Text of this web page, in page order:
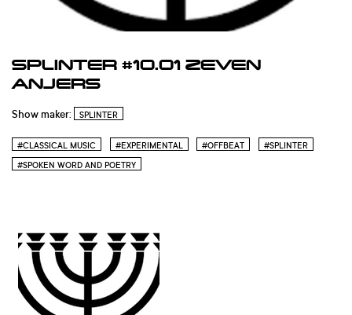
SPLINTER #10.01 ZEVEN
ANJERS
Show maker: SPLINTER
#CLASSICAL MUSIC #EXPERIMENTAL #OFFBEAT
#SPLINTER
#SPOKEN WORD AND POETRY